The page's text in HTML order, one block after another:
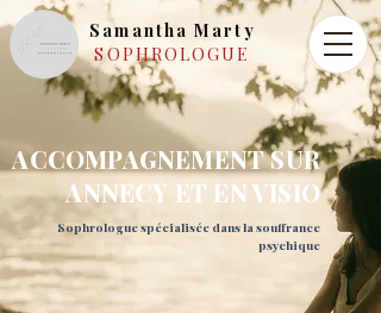
Samantha Marty
SOPHROLOGUE
ACCOMPAGNEMENT SUR
ANNECY ET EN VISIO
Sophrologue spécialisée dans la souffrance
psychique